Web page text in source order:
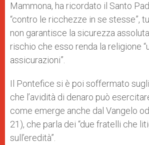
Mammona, ha ricordato il Santo
“contro le ricchezze in se stesse”,
non garantisce la sicurezza assoluta,
rischio che esso renda la religione
assicurazioni”.
Il Pontefice si è poi soffermato
che l’avidità di denaro può
come emerge anche dal Vangelo
21), che parla dei “due fratelli che
sull’eredità”.